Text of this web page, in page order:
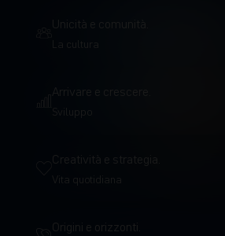
Unicità e comunità.
La cultura
Arrivare e crescere.
Creatività e strategia.
Vita quotidiana
Origini e orizzonti.